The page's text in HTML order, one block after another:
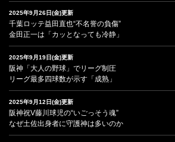
2025年9月26日(金)更新
千葉ロッテ益田直也“不名誉の負傷”
金田正一は「カッとなっても冷静」
2025年9月19日(金)更新
阪神「大人の野球」でリーグ制圧
リーグ最多四球数が示す「成熟」
2025年9月12日(金)更新
阪神祝V藤川球児の“いごっそう魂”
なぜ土佐出身者に守護神は多いのか